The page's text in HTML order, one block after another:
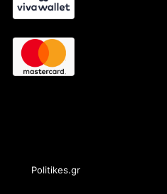
Politikes.gr